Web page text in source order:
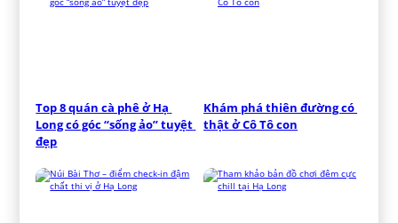
Top 8 quán cà phê ở Hạ
Long có góc “sống ảo” tuyệt
đẹp
Khám phá thiên đường có
thật ở Cô Tô con